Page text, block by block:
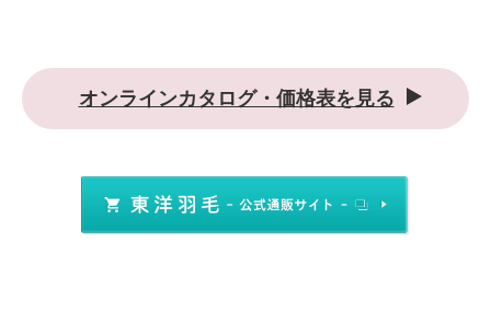
オンラインカタログ・価格表を見る